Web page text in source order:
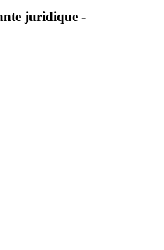
juridique -